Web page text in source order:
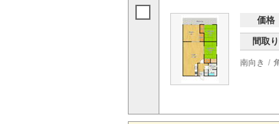
価格
間取り
南向き